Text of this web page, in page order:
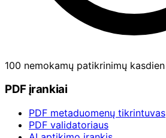
100 nemokamų patikrinimų kasdien
PDF įrankiai
PDF metaduomenų tikrintuvas
PDF validatoriaus